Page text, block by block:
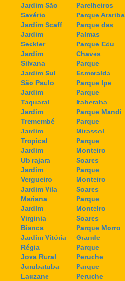
Jardim São
Savério
Jardim Scaff
Jardim
Seckler
Jardim
Silvana
Jardim Sul
São Paulo
Jardim
Taquaral
Jardim
Tremembé
Jardim
Tropical
Jardim
Ubirajara
Jardim
Vergueiro
Jardim Vila
Mariana
Jardim
Virginia
Bianca
Jardim Vitória
Régia
Jova Rural
Jurubatuba
Lauzane
Parelheiros
Parque Arariba
Parque das
Palmas
Parque Edu
Chaves
Parque
Esmeralda
Parque Ipe
Parque
Itaberaba
Parque Mandi
Parque
Mirassol
Parque
Monteiro
Soares
Parque
Monteiro
Soares
Parque
Monteiro
Soares
Parque Morro
Grande
Parque
Peruche
Parque
Peruche